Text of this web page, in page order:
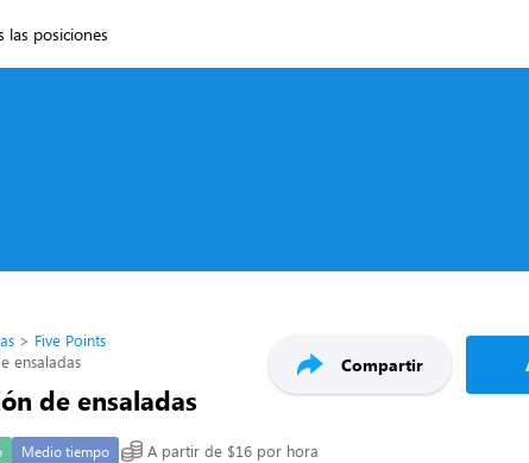
las posiciones
Five Points
ensaladas
de ensaladas
Compartir
Medio tiempo A partir de $16 por hora